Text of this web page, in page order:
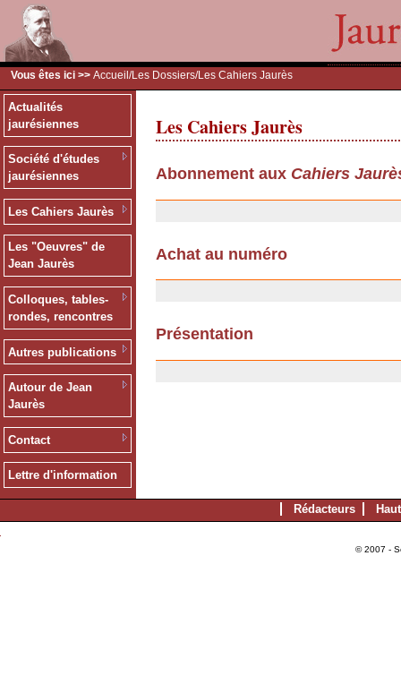
Vous êtes ici >> Accueil /Les Dossiers/Les Cahiers Jaurès
Actualités
jaurésiennes
Société d'études
jaurésiennes
Les Cahiers Jaurès
Les "Oeuvres" de
Jean Jaurès
Colloques, tables-
rondes, rencontres
Autres publications
Autour de Jean
Jaurès
Contact
Lettre d'information
Les Cahiers Jaurès
Abonnement aux Cahiers
Achat au numéro
Présentation
Rédacteurs
© 2007 -